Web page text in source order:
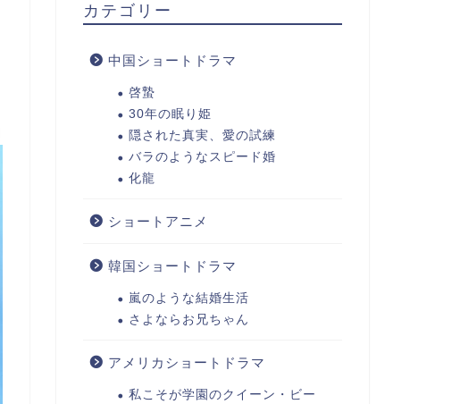
カテゴリー
中国ショートドラマ
啓蟄
30年の眠り姫
隠された真実、愛の試練
バラのようなスピード婚
化龍
ショートアニメ
韓国ショートドラマ
嵐のような結婚生活
さよならお兄ちゃん
アメリカショートドラマ
私こそが学園のクイーン・ビー